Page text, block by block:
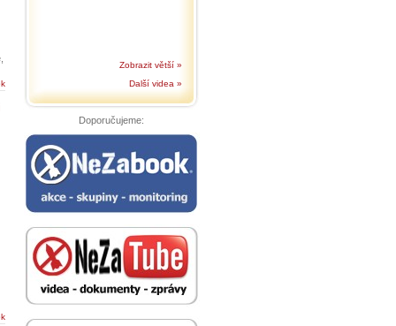
Zobrazit větší »
Další videa »
Doporučujeme: